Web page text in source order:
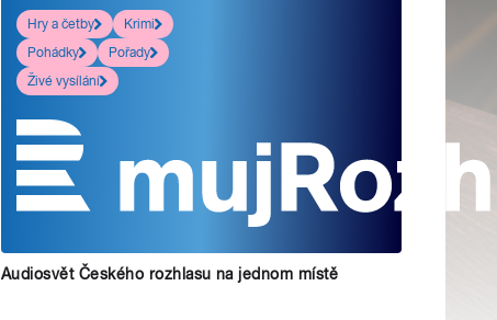
Hry a četby
Krimi
Pohádky
Pořady
Živé vysílání
Audiosvět Českého rozhlasu na jednom místě